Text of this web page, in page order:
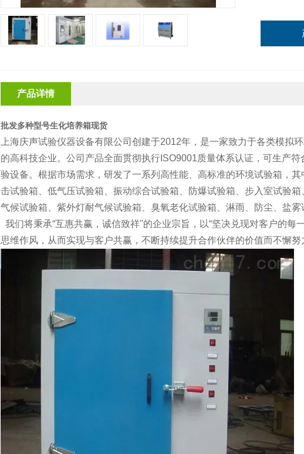
产品详情
批发多种型号生化培养箱现货
上海庆声试验仪器设备有限公司创建于2012年，是一家致力于各类模拟
的高科技企业。公司产品全面贯彻执行ISO9001质量体系认证，可生产
验设备。根据市场需求，研发了一系列高性能、高标准的环境试验箱，
击试验箱、低气压试验箱、振动综合试验箱、防爆试验箱、步入室试验
气候试验箱、紫外灯耐气候试验箱、臭氧老化试验箱、淋雨、防尘、盐
我们将秉承“互惠共赢，诚信致祥"的企业宗旨，以“坚决兑现对客户的
思维作风，从而实现与客户共赢，不断持续提升合作伙伴的价值而不懈努